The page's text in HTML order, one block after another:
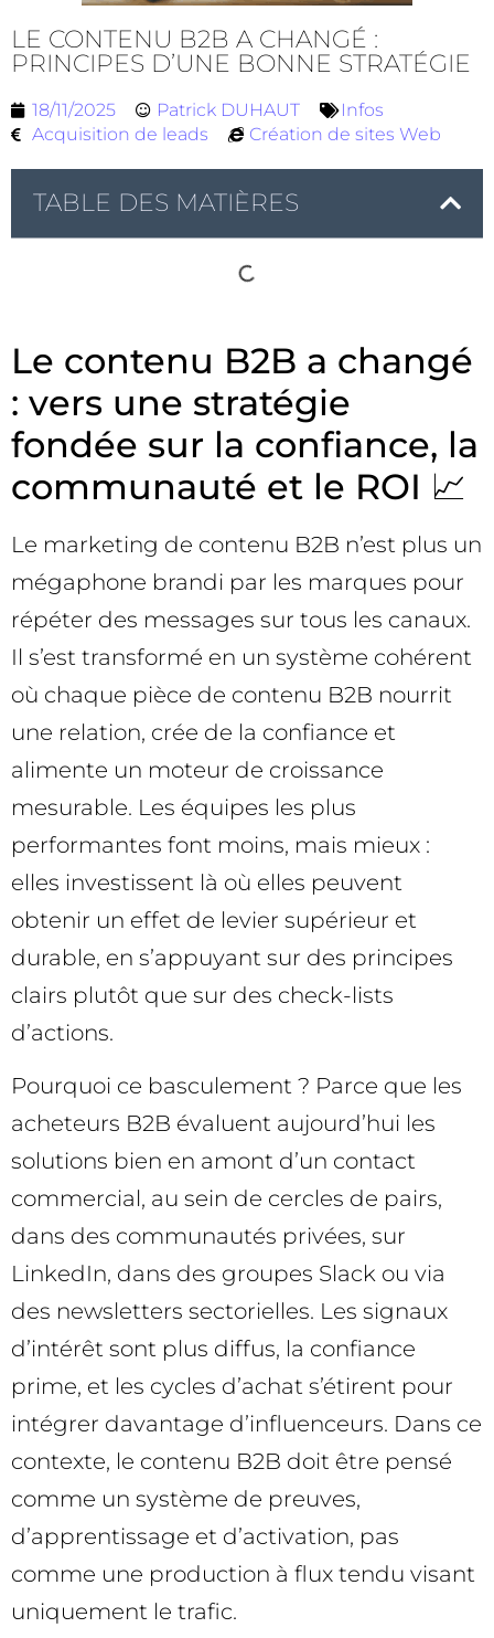
LE CONTENU B2B A CHANGÉ :
PRINCIPES D’UNE BONNE STRATÉGIE
18/11/2025 Patrick DUHAUT
Infos
Acquisition de leads
Création de sites Web
TABLE DES MATIÈRES
Le contenu B2B a changé
: vers une stratégie
fondée sur la confiance, la
communauté et le ROI 📈
Le marketing de contenu B2B n’est plus un
mégaphone brandi par les marques pour
répéter des messages sur tous les canaux.
Il s’est transformé en un système cohérent
où chaque pièce de contenu B2B nourrit
une relation, crée de la confiance et
alimente un moteur de croissance
mesurable. Les équipes les plus
performantes font moins, mais mieux :
elles investissent là où elles peuvent
obtenir un effet de levier supérieur et
durable, en s’appuyant sur des principes
clairs plutôt que sur des check-lists
d’actions.
Pourquoi ce basculement ? Parce que les
acheteurs B2B évaluent aujourd’hui les
solutions bien en amont d’un contact
commercial, au sein de cercles de pairs,
dans des communautés privées, sur
LinkedIn, dans des groupes Slack ou via
des newsletters sectorielles. Les signaux
d’intérêt sont plus diffus, la confiance
prime, et les cycles d’achat s’étirent pour
intégrer davantage d’influenceurs. Dans ce
contexte, le contenu B2B doit être pensé
comme un système de preuves,
d’apprentissage et d’activation, pas
comme une production à flux tendu visant
uniquement le trafic.